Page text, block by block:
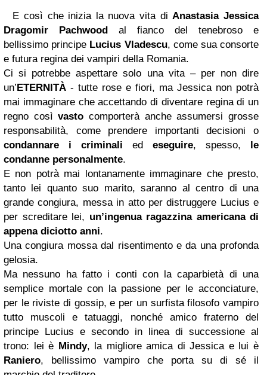
E così che inizia la nuova vita diAnastasia Jessica
Dragomir Pachwood al fianco del tenebroso e
bellissimo principe Lucius Vladescu, come sua consorte
e futura regina dei vampiri della Romania.
Ci si potrebbe aspettare solo una vita – per non dire
un’ETERNITÀ - tutte rose e fiori, ma Jessica non potrà
mai immaginare che accettando di diventare regina di un
regno cosìvasto comporterà anche assumersi grosse
responsabilità, come prendere importanti decisioni o
condannare i criminali ed eseguire, spesso, le
condanne personalmente.
E non potrà mai lontanamente immaginare che presto,
tanto lei quanto suo marito, saranno al centro di una
grande congiura, messa in atto per distruggere Lucius e
per screditare lei, un’ingenua ragazzina americana di
appena diciotto anni.
Una congiura mossa dal risentimento e da una profonda
gelosia.
Ma nessuno ha fatto i conti con la caparbietà di una
semplice mortale con la passione per le acconciature,
per le riviste di gossip, e per un surfista filosofo vampiro
tutto muscoli e tatuaggi, nonché amico fraterno del
principe Lucius e secondo in linea di successione al
trono: lei è Mindy, la migliore amica di Jessica e lui è
Raniero, bellissimo vampiro che porta su di sé il